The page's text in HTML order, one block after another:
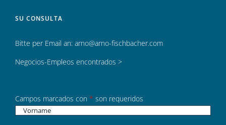
SU CONSULTA
Bitte per Email an: arno@arno-fischbacher.com
Negocios-Empleos encontrados >
Campos marcados con * son requeridos